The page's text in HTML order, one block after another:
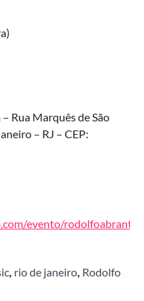
Rua Marquês de São
– RJ – CEP:
evento/
, rio de janeiro, Rodolfo